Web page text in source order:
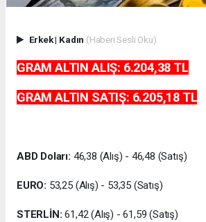
Erkek| Kadın (Haberi Sesli Oku)
GRAM ALTIN ALIŞ: 6.204,38 TL
GRAM ALTIN SATIŞ: 6.205,18 TL
ABD Doları: 46,38 (Alış) - 46,48 (Satış)
EURO: 53,25 (Alış) - 53,35 (Satış)
STERLİN:61,42 (Alış) - 61,59 (Satış)